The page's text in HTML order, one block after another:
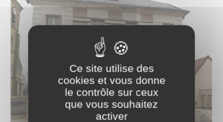
Ce site utilise des
cookies et vous donne
le contrôle sur ceux
que vous souhaitez
activer